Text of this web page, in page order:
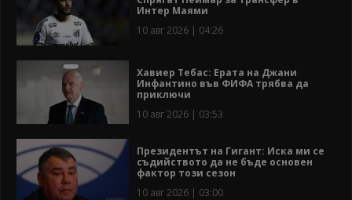
Интер Маями
10 авг 2026 | 04:26
Хавиер Тебас: Ерата на Джани
Инфантино във ФИФА трябва да
приключи
10 авг 2026 | 03:53
Президентът на Гигант: Иска ми се
съдийството да не бъде основен
фактор този сезон
10 авг 2026 | 03:00